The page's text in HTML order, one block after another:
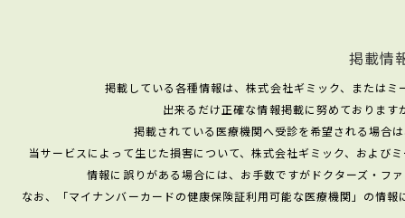
掲載情
掲載している各種情報は、株式会社ギミック、またはミ
出来るだけ正確な情報掲載に努めております
掲載されている医療機関へ受診を希望される場合
当サービスによって生じた損害について、株式会社ギミック、および
情報に誤りがある場合には、お手数ですがドクターズ・フ
なお、「マイナンバーカードの健康保険証利用可能な医療機関」の情